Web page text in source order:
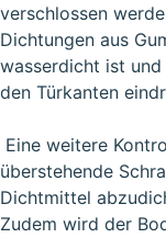
verschlossen
Dichtungen aus
wasserdicht ist
den Türkanten
Eine weitere
überstehende
Dichtmittel
Zudem wird der